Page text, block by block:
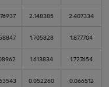
2.148385 2.407334
1.705828 1.877704
1.613834 1.727654
0.052260 0.066512